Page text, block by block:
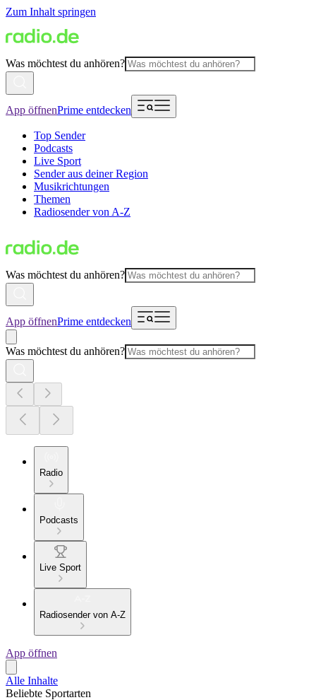
Zum Inhalt springen
Was möchtest du anhören?
App öffnenPrime entdecken
Top Sender
Podcasts
Live Sport
Sender aus deiner Region
Musikrichtungen
Themen
Radiosender von A-Z
Was möchtest du anhören?
App öffnenPrime entdecken
Was möchtest du anhören?
Radio
Podcasts
Live Sport
Radiosender von A-Z
App öffnen
Alle Inhalte
Beliebte Sportarten